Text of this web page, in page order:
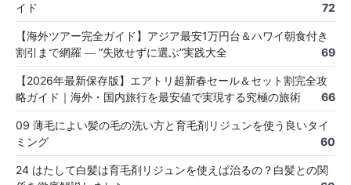
イド
72
【海外ツアー完全ガイド】アジア最安1万円台＆ハワイ朝食付き
割引まで網羅 ― “失敗せずに選ぶ”実践大全
69
【2026年最新保存版】エアトリ超新春セール＆セット割完全攻
略ガイド｜海外・国内旅行を最安値で実現する究極の旅術
66
09 薄毛によい髪の毛の洗い方と育毛剤リジュンを使う良いタイ
ミング
60
24 はたして白髪は育毛剤リジュンを使えば治るの？白髪との関